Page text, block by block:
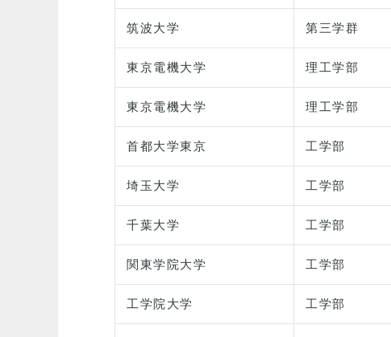
筑波大学 第三学群
東京電機大学 理工学部
東京電機大学 理工学部
首都大学東京 工学部
埼玉大学 工学部
千葉大学 工学部
関東学院大学 工学部
工学院大学 工学部